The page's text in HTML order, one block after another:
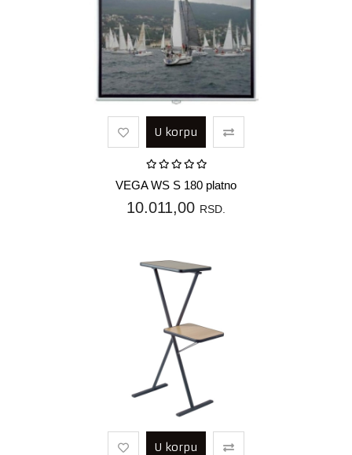
U korpu
VEGA WS S 180 platno
10.011,00 RSD.
U korpu